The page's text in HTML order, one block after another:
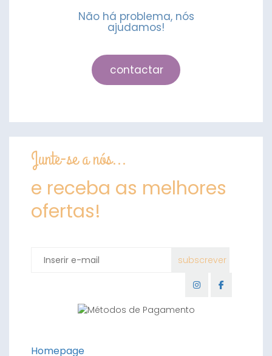
Não há problema, nós
ajudamos!
contactar
Junte-se a nós...
e receba as melhores
ofertas!
Homepage